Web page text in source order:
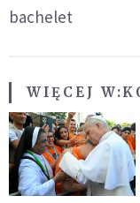
bachelet
WIĘCEJ W: